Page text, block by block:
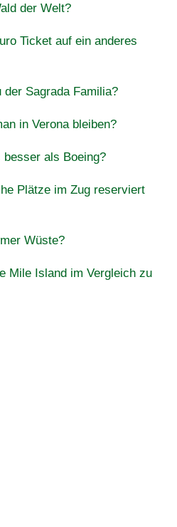
der Welt?
Ticket auf ein anderes
Sagrada Familia?
in Verona bleiben?
als Boeing?
Plätze im Zug reserviert
Wüste?
Mile Island im Vergleich zu